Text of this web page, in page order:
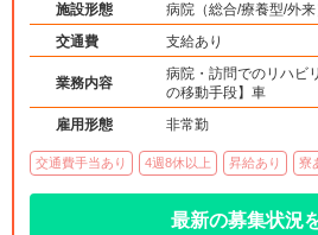
施設形態
病院（総合/療養型/外
問看護・リハ）
交通費 支給あり
業務内容
病院・訪問でのリハビ
の移動手段】車
雇用形態
非常勤
交通費手当あり 4週8休以上 昇給あり 寮
最新の募集状況